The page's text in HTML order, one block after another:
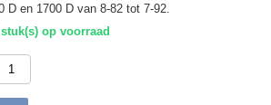
D en 1700 D van 8-82 tot 7-92.
stuk(s) op voorraad